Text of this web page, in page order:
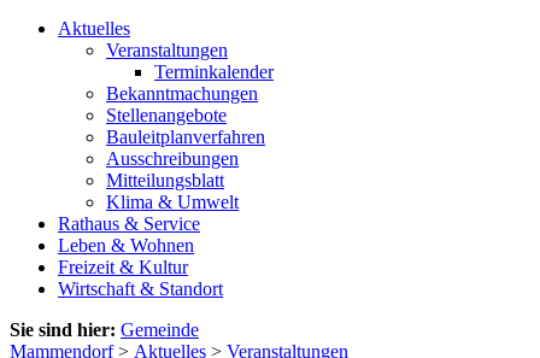
Aktuelles
Veranstaltungen
Terminkalender
Bekanntmachungen
Stellenangebote
Bauleitplanverfahren
Ausschreibungen
Mitteilungsblatt
Klima & Umwelt
Rathaus & Service
Leben & Wohnen
Freizeit & Kultur
Wirtschaft & Standort
Sie sind hier: Gemeinde
Mammendorf> Aktuelles > Veranstaltungen